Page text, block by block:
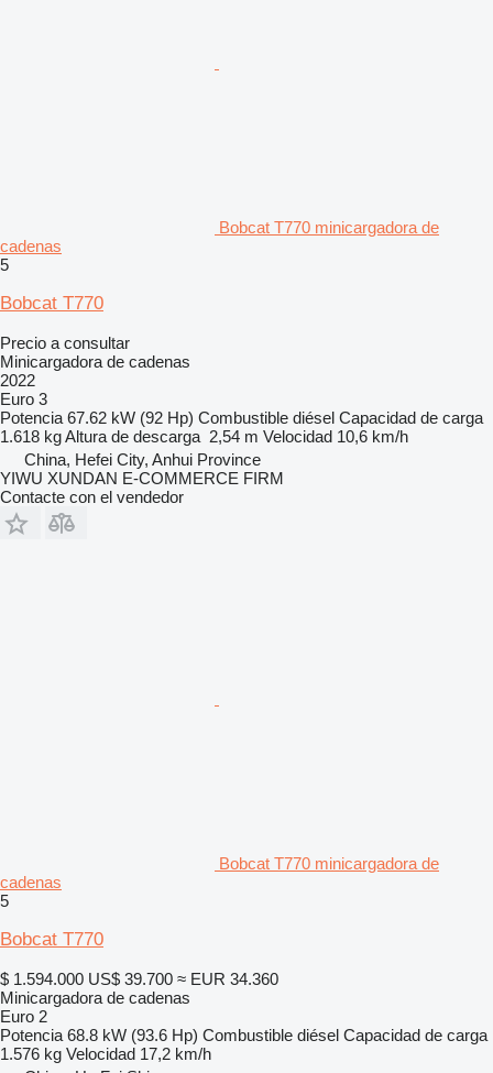
Bobcat T770 minicargadora de
cadenas
5
Bobcat T770
Precio a consultar
Minicargadora de cadenas
2022
Euro 3
Potencia 67.62 kW (92 Hp) Combustible diésel Capacidad de carga
1.618 kgAltura de descarga 2,54 m Velocidad 10,6 km/h
China, Hefei City, Anhui Province
YIWU XUNDAN E-COMMERCE FIRM
Contacte con el vendedor
Bobcat T770 minicargadora de
cadenas
5
Bobcat T770
$ 1.594.000 US$ 39.700 ≈ EUR 34.360
Minicargadora de cadenas
Euro 2
Potencia 68.8 kW (93.6 Hp) Combustible diésel Capacidad de carga
1.576 kg Velocidad 17,2 km/h